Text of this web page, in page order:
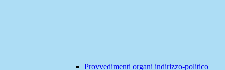
Provvedimenti organi indirizzo-politico